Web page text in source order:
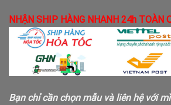
NHẬN SHIP HÀNG NHANH 24h TOÀN
Bạn chỉ cần chọn mẫu và liên hệ với